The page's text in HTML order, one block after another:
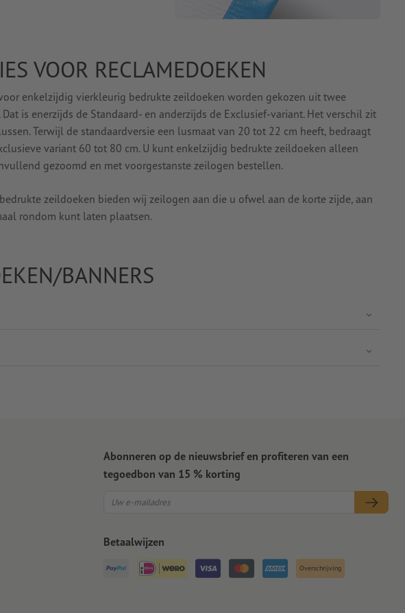
VOOR RECLAMEDOEKEN
enkelzijdig vierkleurig bedrukte zeildoeken worden gekozen uit twee
is enerzijds de Standaard- en anderzijds de Exclusief-variant. Het verschil zit
Terwijl de standaardversie een lusmaat van 20 tot 22 cm heeft, bedraagt
variant 60 tot 80 cm. U kunt enkelzijdig bedrukte zeildoeken alleen
gezoomd en met voorgestanste zeilogen bestellen.
zeildoeken bieden wij zeilogen aan die u ofwel aan de korte zijde, aan
rondom kunt laten plaatsen.
BANNERS
Abonneren op de nieuwsbrief en profiteren van een
tegoedbon van 15 % korting
Betaalwijzen
Overschrijving